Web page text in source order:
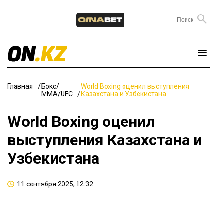
Главная
Бокс/
ММА/UFC
World Boxing оценил выступления
Казахстана и Узбекистана
World Boxing оценил
выступления Казахстана и
Узбекистана
11 сентября 2025, 12:32